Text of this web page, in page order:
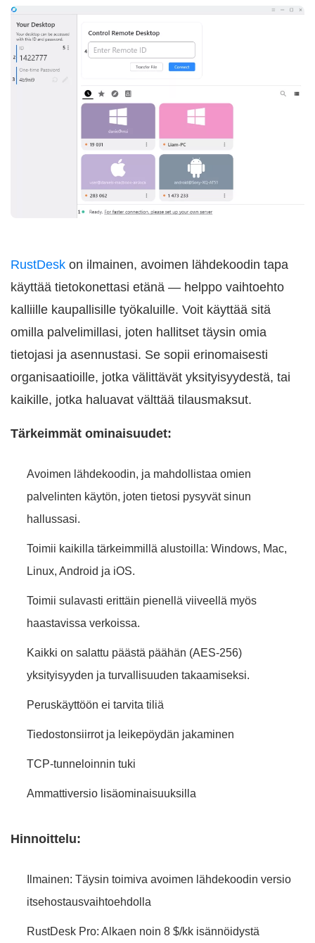
RustDesk on ilmainen, avoimen lähdekoodin tapa
käyttää tietokonettasi etänä — helppo vaihtoehto
kalliille kaupallisille työkaluille. Voit käyttää sitä
omilla palvelimillasi, joten hallitset täysin omia
tietojasi ja asennustasi. Se sopii erinomaisesti
organisaatioille, jotka välittävät yksityisyydestä, tai
kaikille, jotka haluavat välttää tilausmaksut.
Tärkeimmät ominaisuudet:
Avoimen lähdekoodin, ja mahdollistaa omien
palvelinten käytön, joten tietosi pysyvät sinun
hallussasi.
Toimii kaikilla tärkeimmillä alustoilla: Windows, Mac,
Linux, Android ja iOS.
Toimii sulavasti erittäin pienellä viiveellä myös
haastavissa verkoissa.
Kaikki on salattu päästä päähän (AES-256)
yksityisyyden ja turvallisuuden takaamiseksi.
Peruskäyttöön ei tarvita tiliä
Tiedostonsiirrot ja leikepöydän jakaminen
TCP-tunneloinnin tuki
Ammattiversio lisäominaisuuksilla
Hinnoittelu:
Ilmainen: Täysin toimiva avoimen lähdekoodin versio
itsehostausvaihtoehdolla
RustDesk Pro: Alkaen noin 8 $/kk isännöidystä